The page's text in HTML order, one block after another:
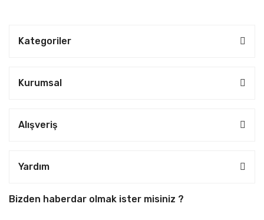
Kategoriler
Kurumsal
Alışveriş
Yardım
Bizden haberdar olmak ister misiniz ?